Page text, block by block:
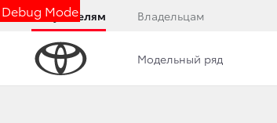
Debug Mode
Покупателям Владельцам
Модельный ряд